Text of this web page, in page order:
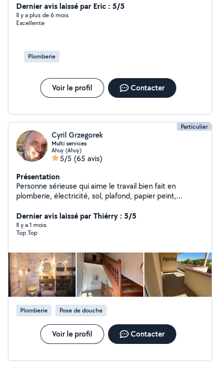
Dernier avis laissé par Eric : 5/5
Il y a plus de 6 mois
Excellente
Plomberie
Voir le profil Contacter
Particulier
Cyril Grzegorek
Multi services
Ahuy (Ahuy)
5/5 (65 avis)
Présentation
Personne sérieuse qui aime le travail bien fait en
plomberie, électricité, sol, plafond, papier peint,
de terrasse sur mesure en bois et composite
Dernier avis laissé par Thiérry : 5/5
Il y a 1 mois
Top Top
Plomberie Pose de douche
Voir le profil Contacter